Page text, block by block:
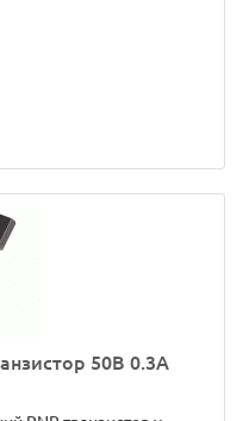
50В 0.3А